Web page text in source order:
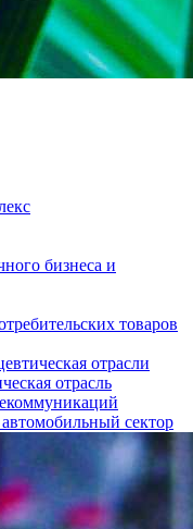
бизнеса и
товаров
отрасли
отрасль
сектор